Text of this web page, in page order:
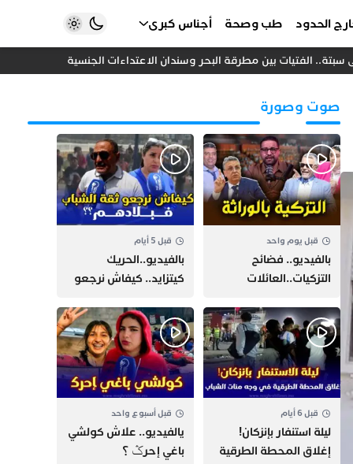
الحدود طب وصحة أجناس كبرى
الفتيات بين مطرقة البحر وسندان الاعتداءات الجنسية
صوت وصورة
قبل يوم واحد
بالفيديو.. فضائح
التزكيات..العائلات
وقصة “وهبي”
و”السيمو” تثير الجدل
قبل 5 أيام
بالفيديو..الحريك
كيتزايد.. كيفاش نرجعو
قبل 6 أيام
​ليلة استنفار بإنزكان!
إغلاق المحطة الطرقية
قبل أسبوع واحد
يالفيديو.. علاش كولشي
باغي إحرݣ ؟